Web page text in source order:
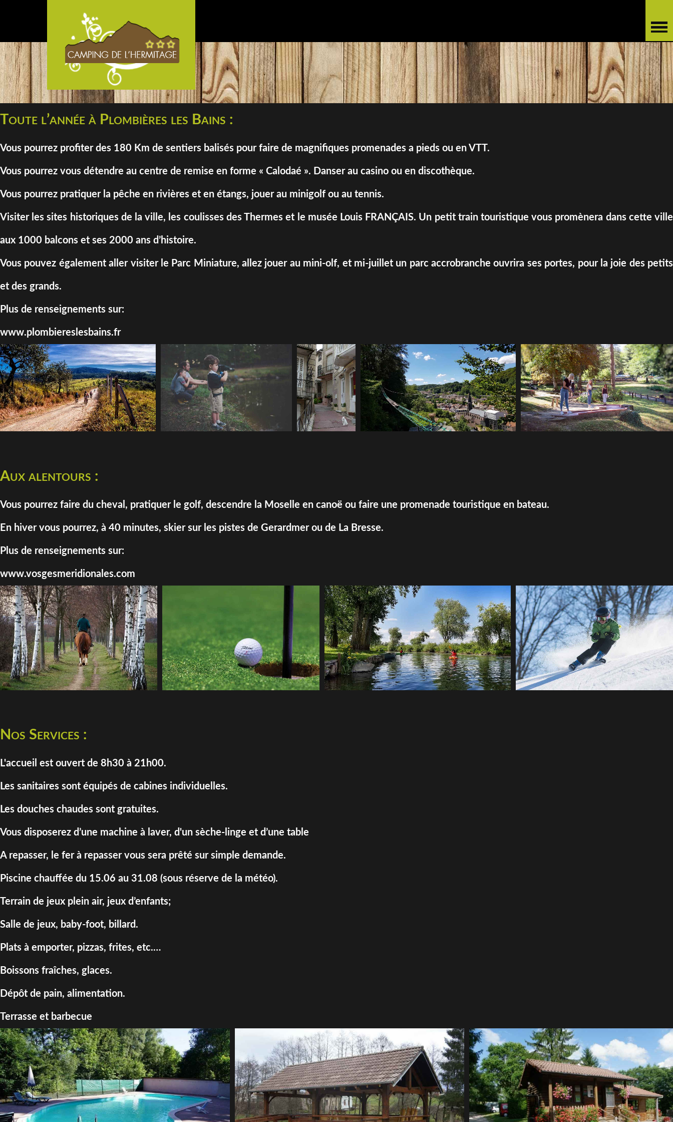
Toute l’année à Plombières les Bains :
Vous pourrez profiter des 180 Km de sentiers balisés pour faire de magnifiques promenades a pieds ou en VTT.
Vous pourrez vous détendre au centre de remise en forme « Calodaé ». Danser au casino ou en discothèque.
Vous pourrez pratiquer la pêche en rivières et en étangs, jouer au minigolf ou au tennis.
Visiter les sites historiques de la ville, les coulisses des Thermes et le musée Louis FRANÇAIS. Un petit train touristique vous promènera dans cette ville
aux 1000 balcons et ses 2000 ans d’histoire.
Vous pouvez également aller visiter le Parc Miniature, allez jouer au mini-olf, et mi-juillet un parc accrobranche ouvrira ses portes, pour la joie des petits
et des grands.
Plus de renseignements sur:
www.plombiereslesbains.fr
Aux alentours :
Vous pourrez faire du cheval, pratiquer le golf, descendre la Moselle en canoë ou faire une promenade touristique en bateau.
En hiver vous pourrez, à 40 minutes, skier sur les pistes de Gerardmer ou de La Bresse.
Plus de renseignements sur:
www.vosgesmeridionales.com
Nos Services :
L'accueil est ouvert de 8h30 à 21h00.
Les sanitaires sont équipés de cabines individuelles.
Les douches chaudes sont gratuites.
Vous disposerez d’une machine à laver, d'un sèche-linge et d’une table
A repasser, le fer à repasser vous sera prêté sur simple demande.
Piscine chauffée du 15.06 au 31.08 (sous réserve de la météo).
Terrain de jeux plein air, jeux d’enfants;
Salle de jeux, baby-foot, billard.
Plats à emporter, pizzas, frites, etc.…
Boissons fraîches, glaces.
Dépôt de pain, alimentation.
Terrasse et barbecue